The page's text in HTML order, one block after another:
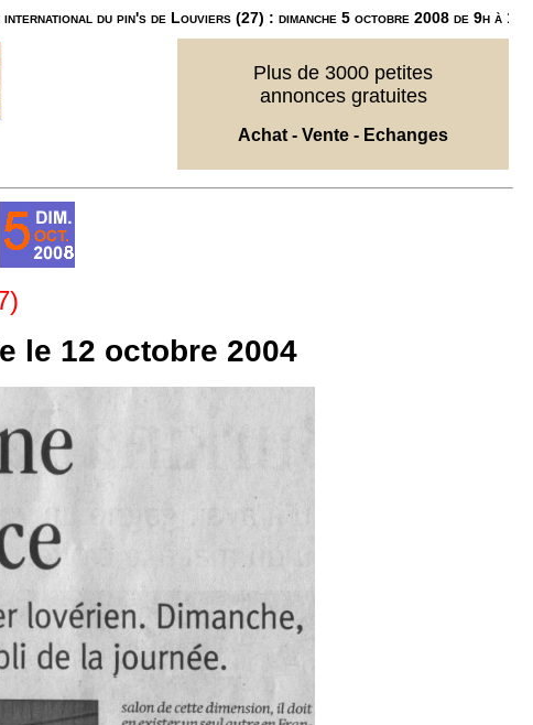
du pin's de Louviers (27) : dimanche 5 octobre 2008 de 9h à
Plus de 3000 petites
annonces gratuites
Achat - Vente - Echanges
le 12 octobre 2004